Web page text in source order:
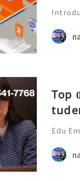
d
Top
Edu
&
+1